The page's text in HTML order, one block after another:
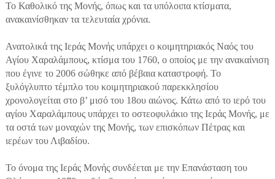
Το Καθολικό της Μονής, όπως και τα υπόλοιπα κτίσματα,
ανακαινίσθηκαν τα τελευταία χρόνια.
Ανατολικά της Ιεράς Μονής υπάρχει ο κοιμητηριακός Ναός του
Αγίου Χαραλάμπους, κτίσμα του 1760, ο οποίος με την ανακαίνιση
που έγινε το 2006 σώθηκε από βέβαια καταστροφή. Το
ξυλόγλυπτο τέμπλο του κοιμητηριακού παρεκκλησίου
χρονολογείται στο β’ μισό του 18ου αιώνος. Κάτω από το ιερό του
αγίου Χαραλάμπους υπάρχει το οστεοφυλάκιο της Ιεράς Μονής, με
τα οστά των μοναχών της Μονής, των επισκόπων Πέτρας και
ιερέων του Λιβαδίου.
Το όνομα της Ιεράς Μονής συνδέεται με την Επανάσταση του